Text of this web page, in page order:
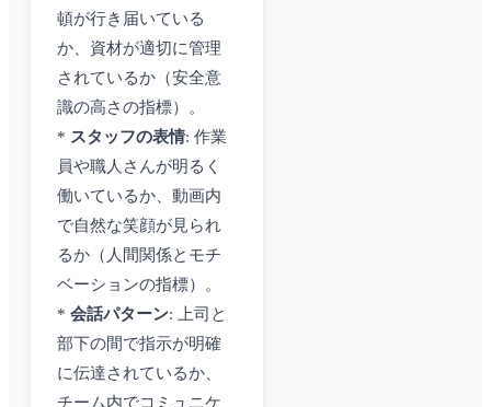
頓が行き届いている
か、資材が適切に管理
されているか（安全意
識の高さの指標）。
* スタッフの表情: 作業
員や職人さんが明るく
働いているか、動画内
で自然な笑顔が見られ
るか（人間関係とモチ
ベーションの指標）。
* 会話パターン: 上司と
部下の間で指示が明確
に伝達されているか、
チーム内でコミュニケ